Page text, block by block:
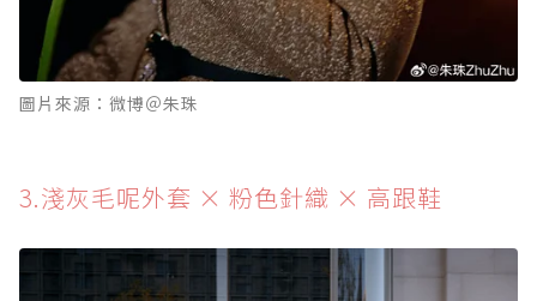
圖片來源：微博＠朱珠
3.淺灰毛呢外套 × 粉色針織 × 高跟鞋